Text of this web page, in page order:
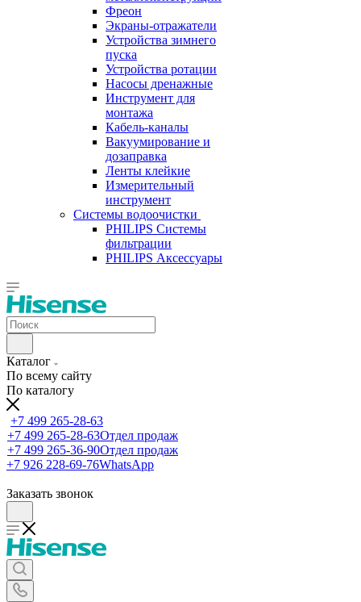
Фреон
Экраны-отражатели
Устройства зимнего
пуска
Устройства ротации
Насосы дренажные
Инструмент для
монтажа
Кабель-каналы
Вакуумирование и
дозаправка
Ленты клейкие
Измерительный
инструмент
Системы водоочистки
PHILIPS Системы
фильтрации
PHILIPS Аксессуары
Каталог
По всему сайту
По каталогу
+7 499 265-28-63
+7 499 265-28-63Отдел продаж
+7 499 265-36-90Отдел продаж
+7 926 228-69-76WhatsApp
Заказать звонок